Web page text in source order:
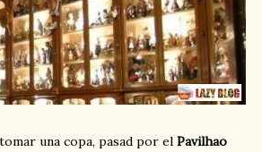
una copa, pasad por el Pavilhao